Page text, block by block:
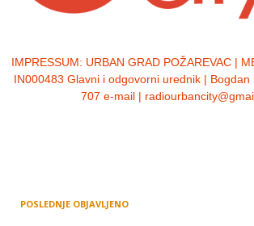
IMPRESSUM: URBAN GRAD POŽAREVAC |
IN000483 Glavni i odgovorni urednik | Bogdan
707 e-mail |
POSLEDNJE OBJAVLJENO